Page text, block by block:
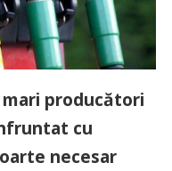
mari producători
cu
necesar